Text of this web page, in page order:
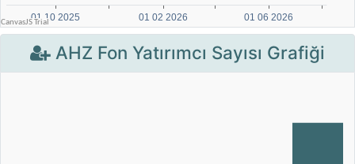
AHZ Fon Yatırımcı Sayısı Grafiği